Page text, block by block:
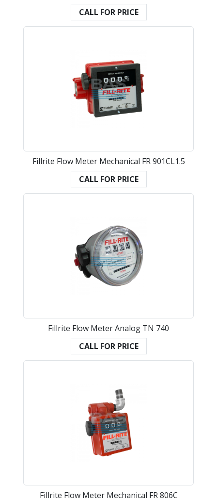
CALL FOR PRICE
Fillrite Flow Meter Mechanical FR 901CL1.5
CALL FOR PRICE
Fillrite Flow Meter Analog TN 740
CALL FOR PRICE
Fillrite Flow Meter Mechanical FR 806C